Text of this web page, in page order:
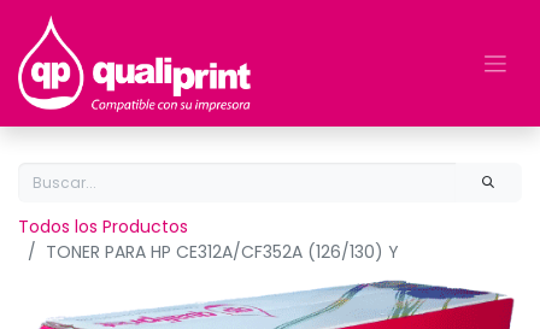
Todos los Productos
TONER PARA HP CE312A/CF352A (126/130) Y